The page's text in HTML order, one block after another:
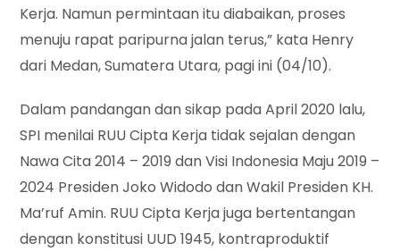
Kerja. Namun permintaan itu diabaikan, proses
menuju rapat paripurna jalan terus,” kata Henry
dari Medan, Sumatera Utara, pagi ini (04/10).
Dalam pandangan dan sikap pada April 2020 lalu,
SPI menilai RUU Cipta Kerja tidak sejalan dengan
Nawa Cita 2014 – 2019 dan Visi Indonesia Maju 2019 –
2024 Presiden Joko Widodo dan Wakil Presiden KH.
Ma’ruf Amin. RUU Cipta Kerja juga bertentangan
dengan konstitusi UUD 1945, kontraproduktif